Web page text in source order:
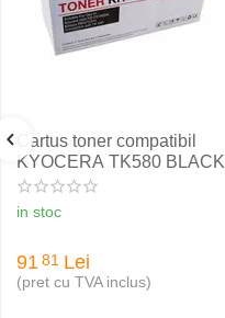
Cartus toner compatibil
KYOCERA TK580 BLACK
in stoc
91 81 Lei
(pret cu TVA inclus)